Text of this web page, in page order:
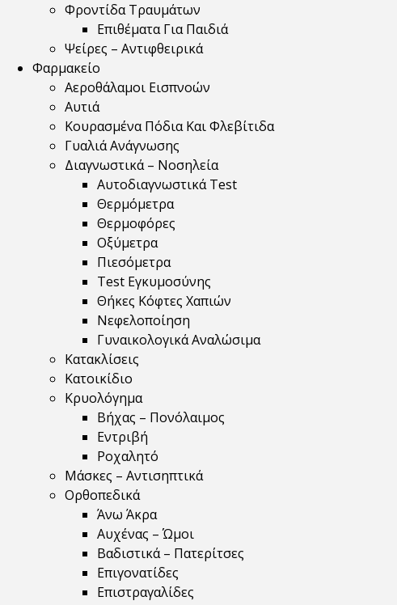
Φροντίδα Τραυμάτων
Επιθέματα Για Παιδιά
Ψείρες – Αντιφθειρικά
Φαρμακείο
Αεροθάλαμοι Εισπνοών
Αυτιά
Κουρασμένα Πόδια Και Φλεβίτιδα
Γυαλιά Ανάγνωσης
Διαγνωστικά – Νοσηλεία
Αυτοδιαγνωστικά Test
Θερμόμετρα
Θερμοφόρες
Οξύμετρα
Πιεσόμετρα
Test Εγκυμοσύνης
Θήκες Κόφτες Χαπιών
Νεφελοποίηση
Γυναικολογικά Αναλώσιμα
Κατακλίσεις
Κατοικίδιο
Κρυολόγημα
Βήχας – Πονόλαιμος
Εντριβή
Ροχαλητό
Μάσκες – Αντισηπτικά
Ορθοπεδικά
Άνω Άκρα
Αυχένας – Ώμοι
Βαδιστικά – Πατερίτσες
Επιγονατίδες
Επιστραγαλίδες